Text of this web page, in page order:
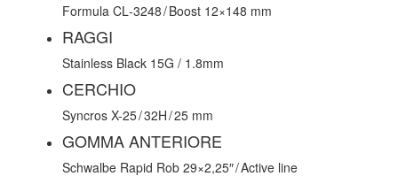
Formula CL‑3248 / Boost 12×148 mm
RAGGI
Stainless Black 15G / 1.8mm
CERCHIO
Syncros X-25 / 32H / 25 mm
GOMMA ANTERIORE
Schwalbe Rapid Rob 29×2,25″ / Active line